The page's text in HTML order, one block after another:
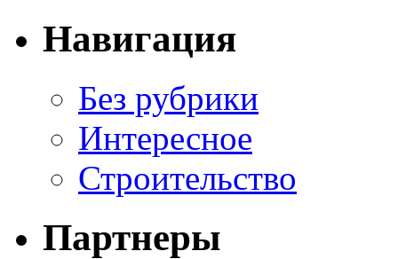
Навигация
Без рубрики
Интересное
Строительство
Партнеры